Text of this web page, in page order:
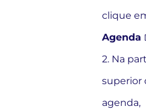
clique
Agenda
2. Na
superior
agenda,